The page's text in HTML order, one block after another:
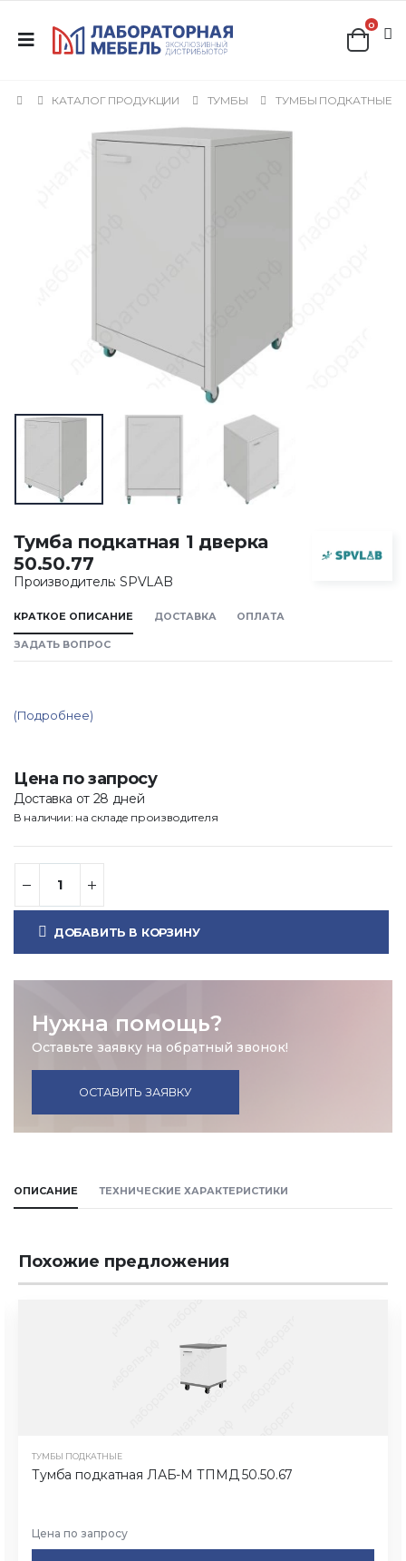
0
КАТАЛОГ ПРОДУКЦИИ ТУМБЫ ТУМБЫ ПОДКАТНЫЕ
Тумба подкатная 1 дверка
50.50.77
Производитель: SPVLAB
КРАТКОЕ ОПИСАНИЕ ДОСТАВКА ОПЛАТА
ЗАДАТЬ ВОПРОС
(Подробнее)
Цена по запросу
Доставка от 28 дней
В наличии: на складе производителя
ДОБАВИТЬ В КОРЗИНУ
Нужна помощь?
Оставьте заявку на обратный звонок!
ОСТАВИТЬ ЗАЯВКУ
ОПИСАНИЕ ТЕХНИЧЕСКИЕ ХАРАКТЕРИСТИКИ
Похожие предложения
ТУМБЫ ПОДКАТНЫЕ
Тумба подкатная ЛАБ-М ТПМД 50.50.67
Цена по запросу